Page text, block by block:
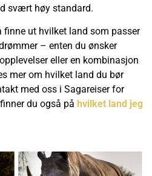
svært høy standard.
finne ut hvilket land som passer
– enten du ønsker
eller en kombinasjon
mer om hvilket land du bør
med oss i Sagareiser for
du også på hvilket land jeg